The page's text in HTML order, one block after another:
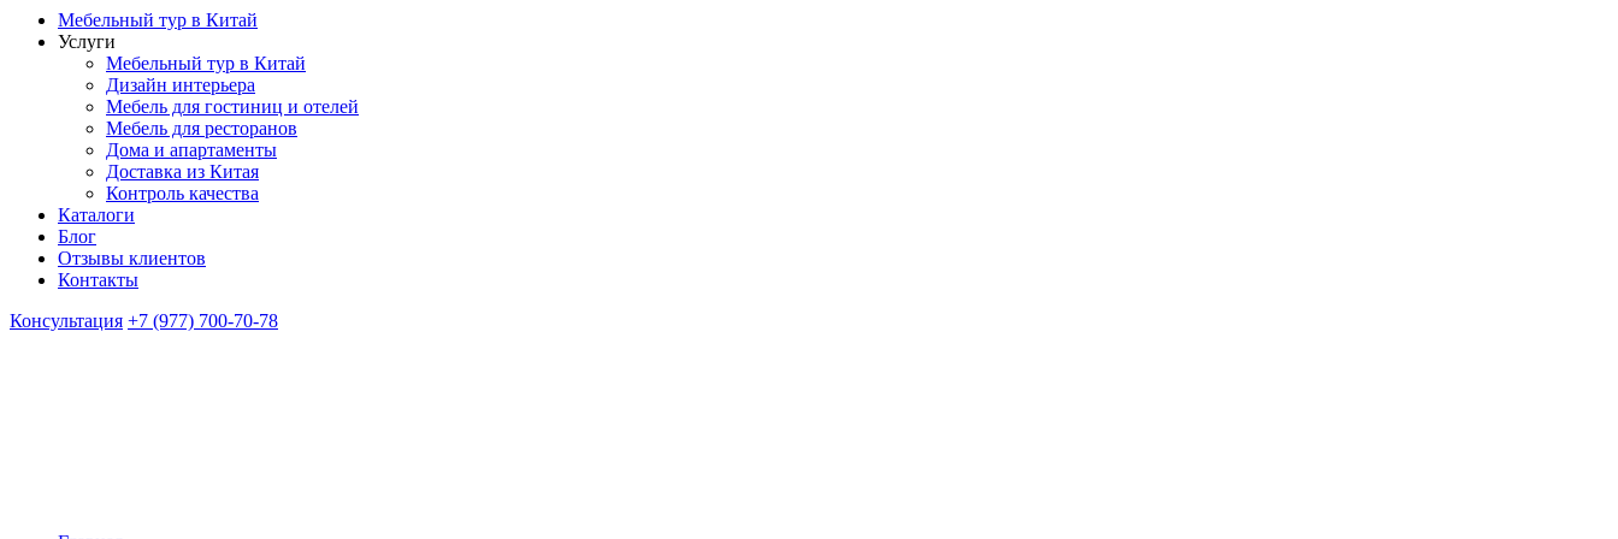
Мебельный тур в Китай
Услуги
Мебельный тур в Китай
Дизайн интерьера
Мебель для гостиниц и отелей
Мебель для ресторанов
Дома и апартаменты
Доставка из Китая
Контроль качества
Каталоги
Блог
Отзывы клиентов
Контакты
Консультация +7 (977) 700-70-78